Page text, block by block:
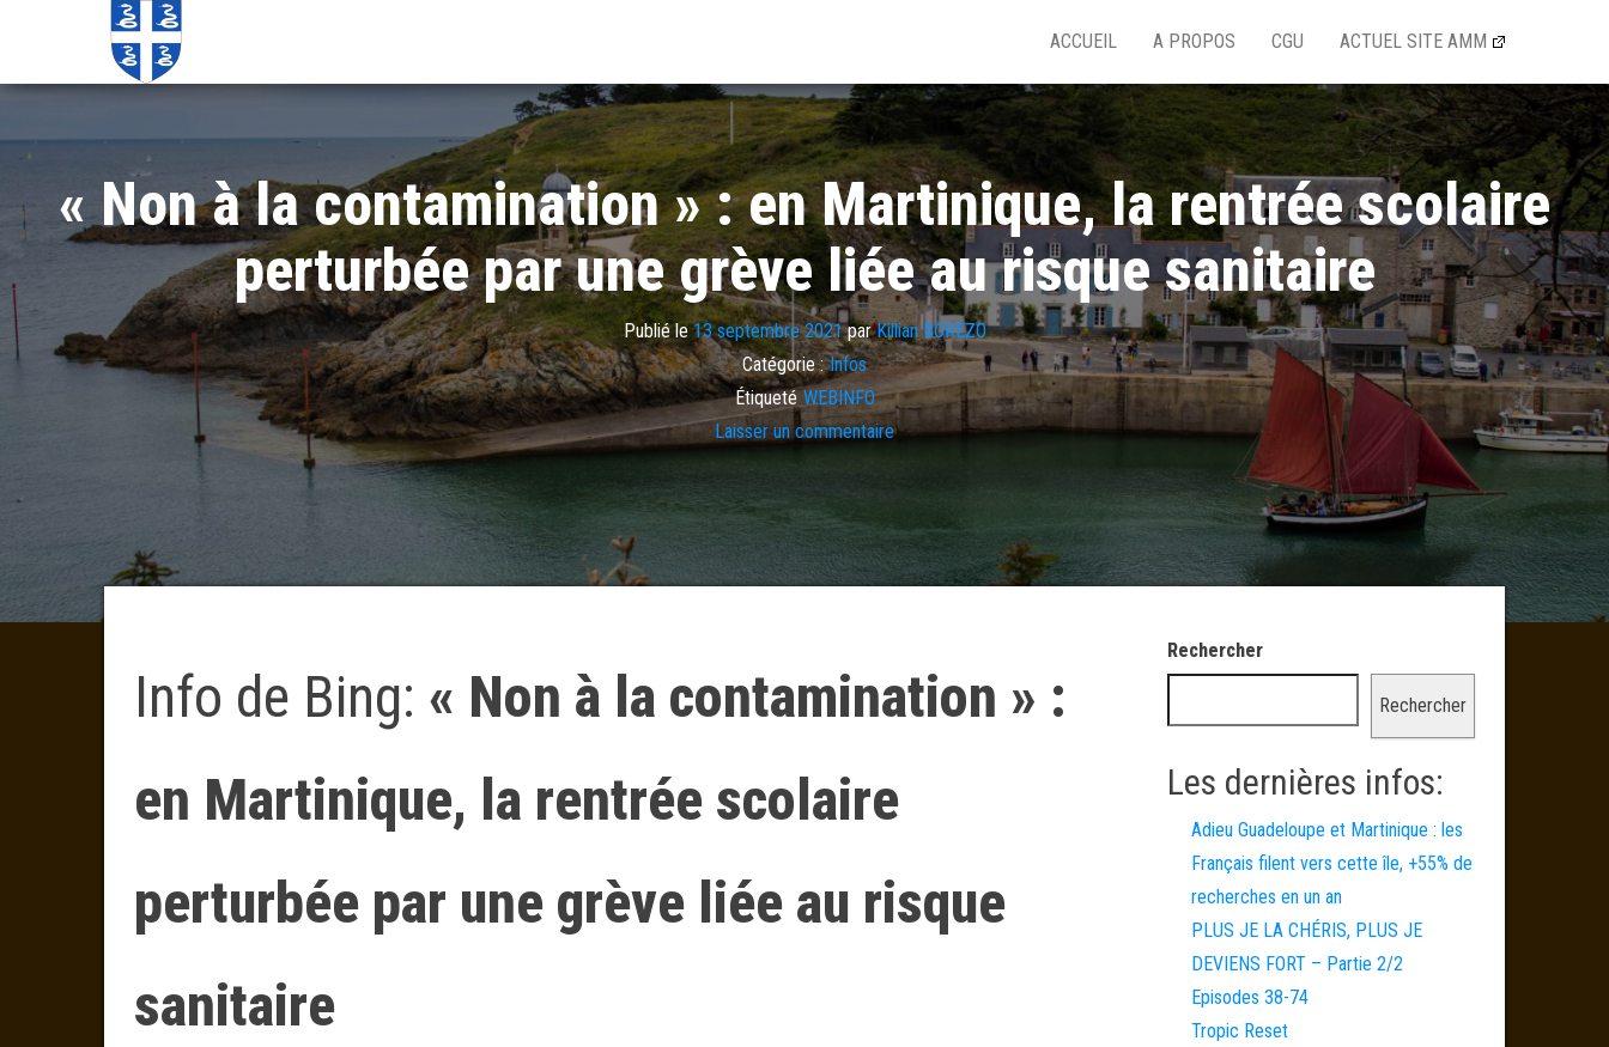
ACCUEIL A PROPOS CGU ACTUEL SITE AMM
« Non à la contamination » : en Martinique, la rentrée scolaire
perturbée par une grève liée au risque sanitaire
Publié le13 septembre 2021parKillian BOREZO
Catégorie : Infos
Étiqueté WEBINFO
Laisser un commentaire
Info de Bing: « Non à la contamination » :
en Martinique, la rentrée scolaire
perturbée par une grève liée au risque
sanitaire
Rechercher
Rechercher
Les dernières infos:
Adieu Guadeloupe et Martinique : les
Français filent vers cette île, +55% de
recherches en un an
PLUS JE LA CHÉRIS, PLUS JE
DEVIENS FORT – Partie 2/2
Episodes 38-74
Tropic Reset